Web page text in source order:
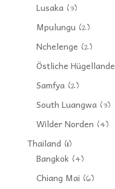
Lusaka(3)
Mpulungu(2)
Nchelenge (2)
Östliche Hügellande
Samfya(2)
South Luangwa(3)
Wilder Norden (4)
Thailand(11)
Bangkok(4)
Chiang Mai (6)